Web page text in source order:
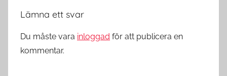
e
Lämna ett svar
Du måste vara inloggad för att publicera en
kommentar.